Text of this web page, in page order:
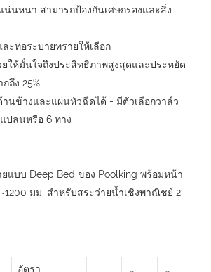
น่นหนา สามารถป้องกันเศษกรองและสิ่ง
ะท่อระบายทรายให้เลือก
ให้มั่นใจถึงประสิทธิภาพสูงสุดและประหยัด
ถึง 25%
านข้างและแผ่นหัวฉีดได้ - มีตัวเลือกวาล์ว
ปลนหรือ 6 ทาง
อัตรา